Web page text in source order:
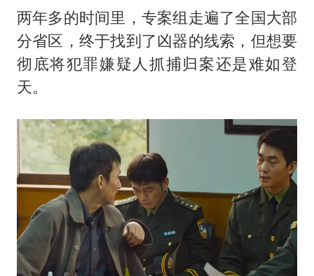
两年多的时间里，专案组走遍了全国大部
分省区，终于找到了凶器的线索，但想要
彻底将犯罪嫌疑人抓捕归案还是难如登
天。